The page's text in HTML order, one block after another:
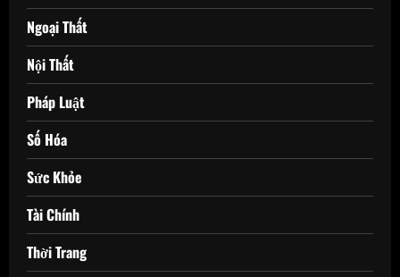
Ngoại Thất
Nội Thất
Pháp Luật
Số Hóa
Sức Khỏe
Tài Chính
Thời Trang